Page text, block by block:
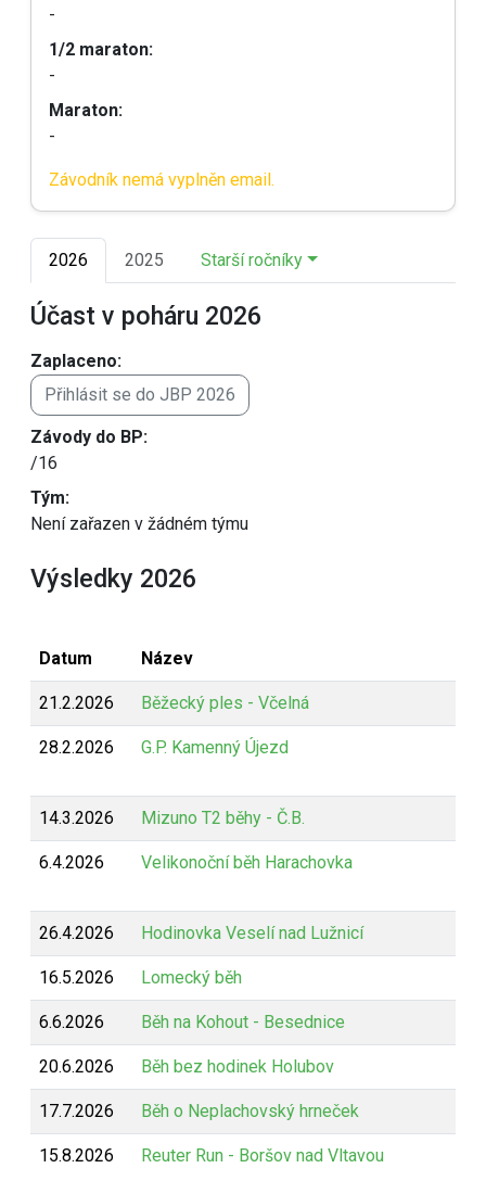
-
1/2 maraton:
-
Maraton:
-
Závodník nemá vyplněn email.
2026 2025 Starší ročníky
Účast v poháru 2026
Zaplaceno:
Přihlásit se do JBP 2026
Závody do BP:
/16
Tým:
Není zařazen v žádném týmu
Výsledky 2026
Datum Název
21.2.2026 Běžecký ples - Včelná
28.2.2026 G.P. Kamenný Újezd
14.3.2026 Mizuno T2 běhy - Č.B.
6.4.2026 Velikonoční běh Harachovka
26.4.2026 Hodinovka Veselí nad Lužnicí
16.5.2026 Lomecký běh
6.6.2026 Běh na Kohout - Besednice
20.6.2026 Běh bez hodinek Holubov
17.7.2026 Běh o Neplachovský hrneček
15.8.2026 Reuter Run - Boršov nad Vltavou